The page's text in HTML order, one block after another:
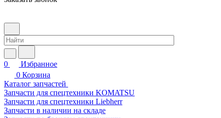
0
Избранное
0 Корзина
Каталог запчастей
Запчасти для спецтехники KOMATSU
Запчасти для спецтехники Liebherr
Запчасти в наличии на складе